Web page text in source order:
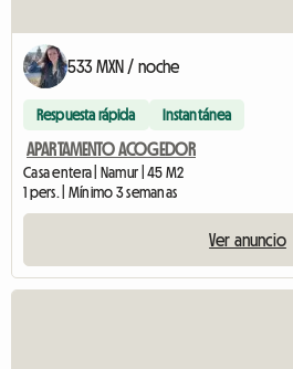
533 MXN / noche
Respuesta rápida Instantánea
APARTAMENTO ACOGEDOR
Casa entera | Namur | 45 M2
1 pers. | Mínimo 3 semanas
Ver anuncio